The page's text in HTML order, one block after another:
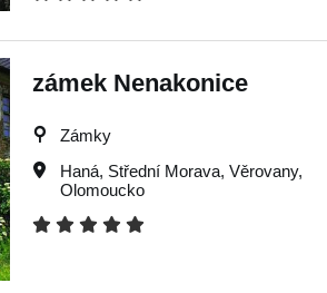
zámek Nenakonice
Zámky
Haná, Střední Morava, Věrovany,
Olomoucko